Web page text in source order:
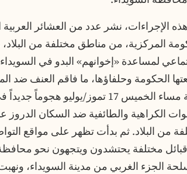
الإجراءات، نشر عدد من العشائر
المركزية، من مناطق مختلفة من
لمساعدة «إخوانهم» البدو في
الحكومة وحلفاؤها، ما فاقم العنف ضد
قبلية مساء الخميس 17 تموز/يوليو
الكراهية والطائفية ضد السكان
من البلاد. ثم بدأت تظهر على مواقع
مختلفة يحتشدون ويتجهون نحو
الجزء الغربي من مدينة السويداء،